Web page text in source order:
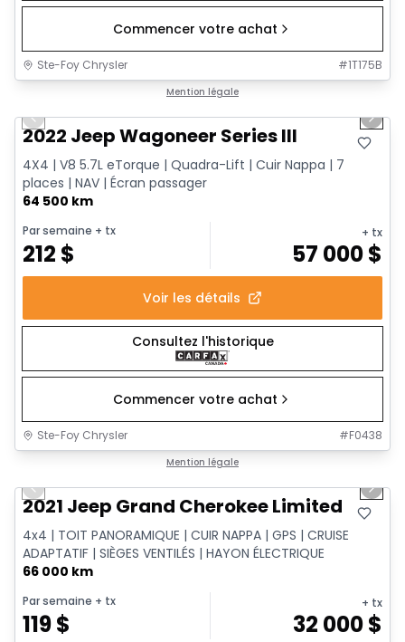
Commencer votre achat
Ste-Foy Chrysler #1T175B
Mention légale
Previous slide Next
2022 Jeep Wagoneer Series III
4X4 | V8 5.7L eTorque | Quadra-Lift | Cuir Nappa | 7
places | NAV | Écran passager
64 500 km
Par semaine + tx
212 $
+ tx
57 000$
Voir les détails
Consultez l'historique
Commencer votre achat
Ste-Foy Chrysler #F0438
Mention légale
Previous slide Next
2021 Jeep Grand Cherokee Limited
4x4 | TOIT PANORAMIQUE | CUIR NAPPA | GPS | CRUISE
ADAPTATIF | SIÈGES VENTILÉS | HAYON ÉLECTRIQUE
66 000 km
Par semaine + tx
119$
+ tx
32 000$